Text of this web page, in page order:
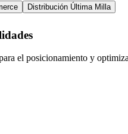
Distribución Última Milla
el posicionamiento y